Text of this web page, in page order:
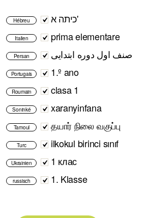
Hébreu כיתה א'
Italien prima elementare
Persan صنف اول دوره ابتدایی
Portugais 1.º ano
Roumain clasa 1
Soninké xaranyinfana
Tamoul தயார் நிலை வகுப்பு
Turc ilkokul birinci sınıf
Ukrainien 1 клас
russisch 1. Klasse